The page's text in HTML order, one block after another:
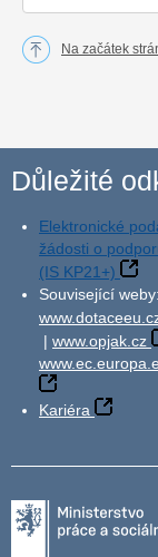
Na začátek
Důležité
Elektronické
žádosti o
(IS KP21+)
Související weby:
| www.opjak.cz
Kariéra